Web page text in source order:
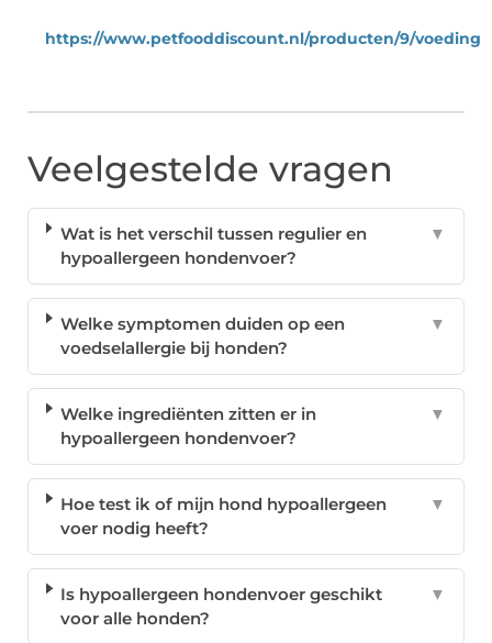
https://www.petfooddiscount.nl/producten/9/voeding
Veelgestelde vragen
Wat is het verschil tussen regulier en
hypoallergeen hondenvoer?
▼
Welke symptomen duiden op een
voedselallergie bij honden?
▼
Welke ingrediënten zitten er in
hypoallergeen hondenvoer?
▼
Hoe test ik of mijn hond hypoallergeen
voer nodig heeft?
▼
Is hypoallergeen hondenvoer geschikt
voor alle honden?
▼